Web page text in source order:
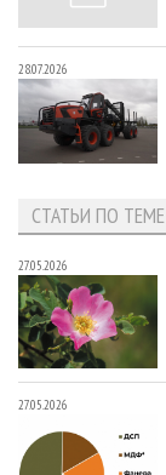
28.07.2026
СТАТЬИ ПО ТЕМЕ
27.05.2026
27.05.2026